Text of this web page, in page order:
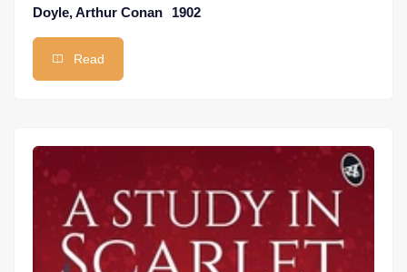
Doyle, Arthur Conan 1902
Read